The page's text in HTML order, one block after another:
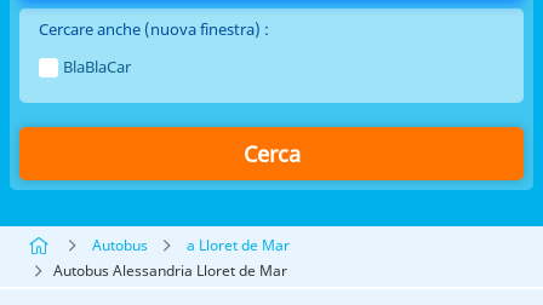
Cercare anche (nuova finestra) :
BlaBlaCar
Cerca
Autobus
a Lloret de Mar
Autobus Alessandria Lloret de Mar